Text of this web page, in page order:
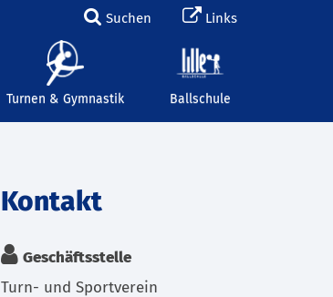
Suchen Links
Turnen & Gymnastik Ballschule
Kontakt
Geschäftsstelle
Turn- und Sportverein